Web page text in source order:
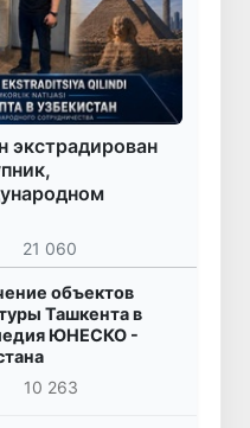
экстрадирован
21 060
объектов
Ташкента в
ЮНЕСКО -
10 263